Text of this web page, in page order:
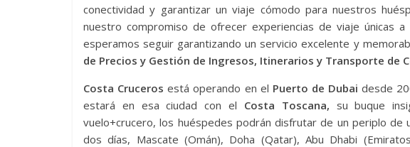
conectividad y garantizar un viaje cómodo para nuestros
nuestro compromiso de ofrecer experiencias de viaje únicas
esperamos seguir garantizando un servicio excelente y
de Precios y Gestión de Ingresos, Itinerarios y Transporte de
Costa Cruceros está operando en el Puerto de Dubai desde
estará en esa ciudad con el Costa Toscana, su buque
vuelo+crucero, los huéspedes podrán disfrutar de un periplo de
dos días, Mascate (Omán), Doha (Qatar), Abu Dhabi